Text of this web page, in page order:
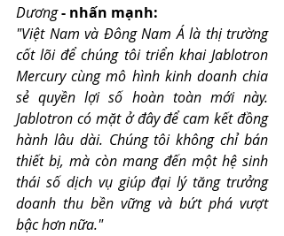
Dương - nhấn mạnh:
"Việt Nam và Đông Nam Á là thị trường
cốt lõi để chúng tôi triển khai Jablotron
Mercury cùng mô hình kinh doanh chia
sẻ quyền lợi số hoàn toàn mới này.
Jablotron có mặt ở đây để cam kết đồng
hành lâu dài. Chúng tôi không chỉ bán
thiết bị, mà còn mang đến một hệ sinh
thái số dịch vụ giúp đại lý tăng trưởng
doanh thu bền vững và bứt phá vượt
bậc hơn nữa."